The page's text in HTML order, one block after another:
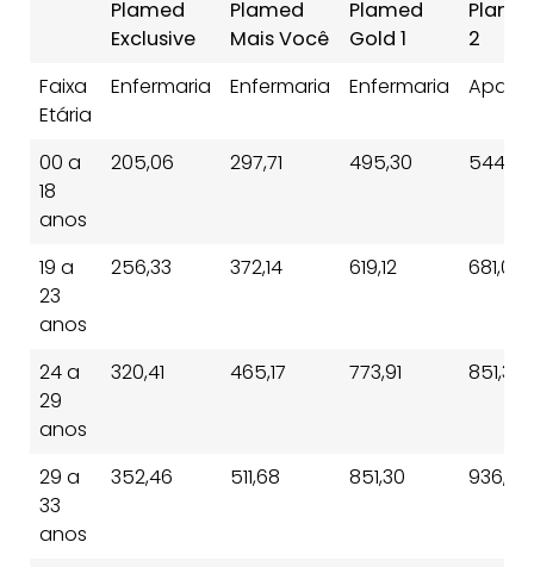
Plamed
Exclusive
Plamed
Mais Você
Plamed
Gold 1
2
Faixa
Etária
Enfermaria Enfermaria Enfermaria
00 a
18
anos
205,06 297,71 495,30 544,83
19 a
23
anos
256,33 372,14 619,12 681,03
24 a
29
anos
320,41 465,17 773,91 851,30
29 a
33
anos
352,46 511,68 851,30 936,43